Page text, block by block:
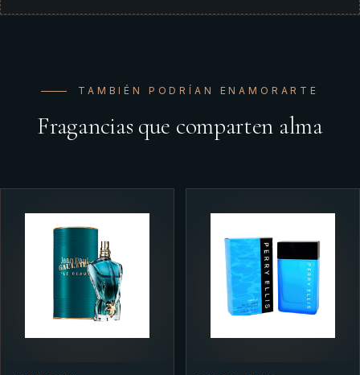
TAMBIÉN PODRÍAN ENAMORARTE
Fragancias que comparten alma